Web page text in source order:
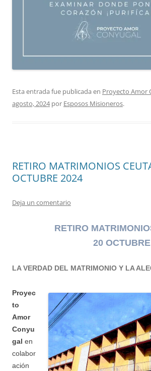
Esta entrada fue publicada en Proyecto Amor
agosto, 2024por Esposos Misioneros.
RETIRO MATRIMONIOS
OCTUBRE 2024
Deja un comentario
RETIRO
20
LA VERDAD DEL MATRIMONIO Y LA
Proyec
to
Amor
Conyu
gal en
colabor
ación